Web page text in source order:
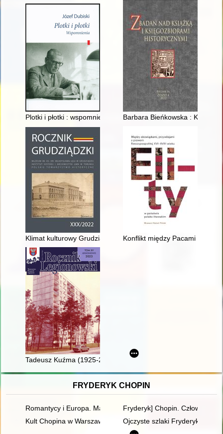
Plotki i płotki : wspomnienia Barbara Bieńkowska :
Klimat kulturowy Grudziądza i miast Prus Zachodnich w
Konflikt między Pacami a
Tadeusz Kuźma (1925-2022)
FRYDERYK CHOPIN
Romantycy i Europa. Marzenia, doświadczenia, propozycje
Fryderyk] Chopin. Człowiek,
Kult Chopina w Warszawie pod zaborem rosyjskim
Ojczyste szlaki Fryderyka